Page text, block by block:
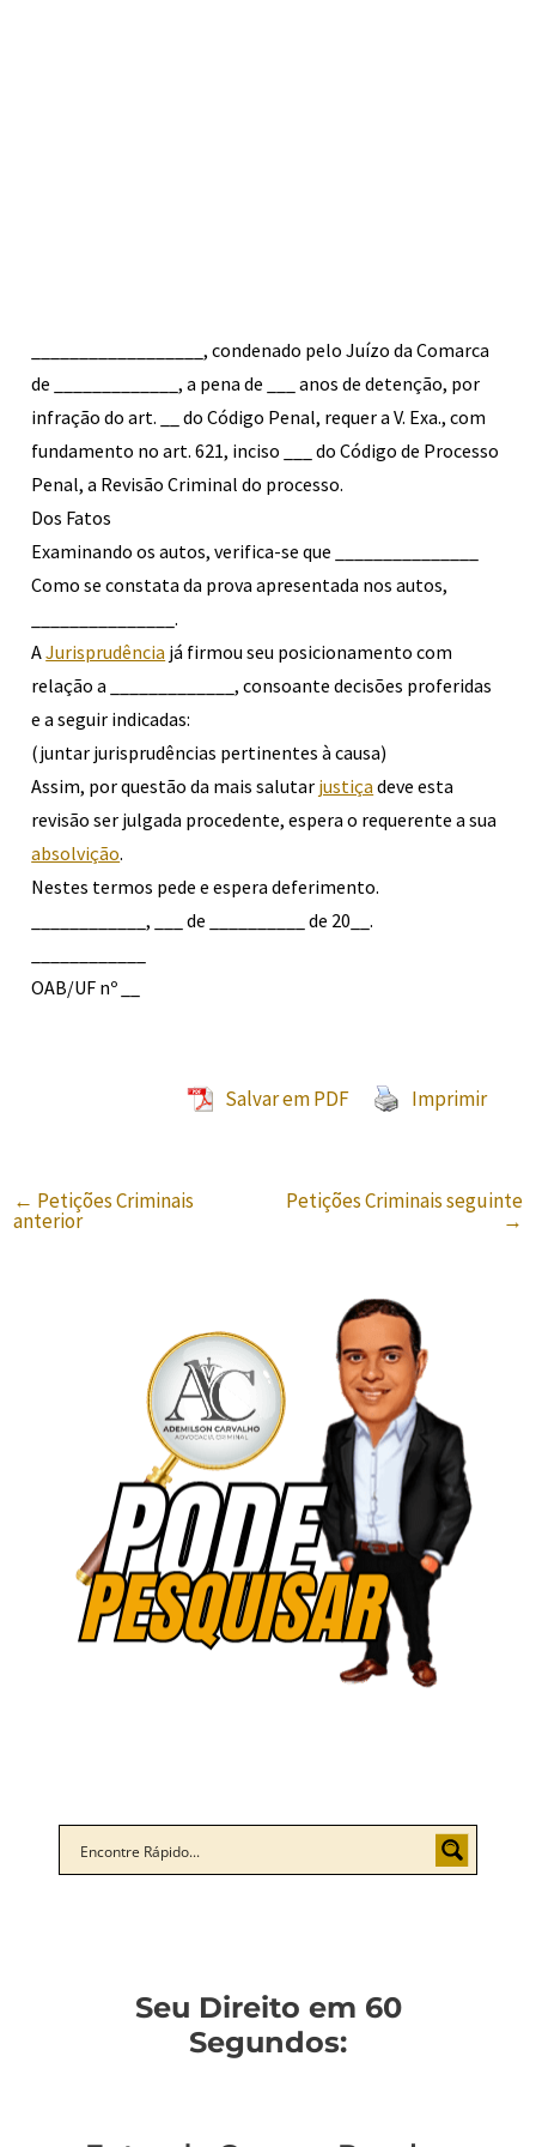
__________________, condenado pelo Juízo da Comarca
de _____________, a pena de ___ anos de detenção, por
infração do art. __ do Código Penal, requer a V. Exa., com
fundamento no art. 621, inciso ___ do Código de Processo
Penal, a Revisão Criminal do processo.
Dos Fatos
Examinando os autos, verifica-se que _______________
Como se constata da prova apresentada nos autos,
_______________.
AJurisprudência já firmou seu posicionamento com
relação a _____________, consoante decisões proferidas
e a seguir indicadas:
(juntar jurisprudências pertinentes à causa)
Assim, por questão da mais salutar justiça deve esta
revisão ser julgada procedente, espera o requerente a sua
absolvição.
Nestes termos pede e espera deferimento.
____________, ___ de __________de 20__.
OAB/UF nº __
Salvar em PDF Imprimir
← Petições Criminais
anterior
Petições Criminais seguinte
→
Seu Direito em 60
Segundos: